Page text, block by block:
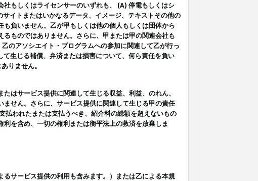
もしくはライセンサーのいずれも、 (A) 停電もしくはシ
イトまたはいかなるデータ、イメージ、テキストその他の
負いません。乙が甲もしくは他の個人もしくは団体から
ものではありません。さらに、甲または甲の関連会社も
のアソシエイト・プログラムへの参加に関連して乙が行っ
生じる補償、弁済または損害について、何ら責任を負い
りません。
はサービス提供に関連して生じる収益、利益、のれん、
せん。さらに、サービス提供に関連して生じる甲の責任
われたまたは支払うべき、紹介料の総額を超えないもの
を含め、一切の権利または衡平法上の救済を放棄しま
サービス提供の利用も含みます。）または乙による本規